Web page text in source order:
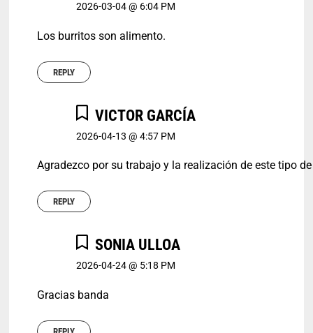
2026-03-04 @ 6:04 PM
Los burritos son alimento.
REPLY
VICTOR GARCÍA
2026-04-13 @ 4:57 PM
Agradezco por su trabajo y la realización de este tipo
REPLY
SONIA ULLOA
2026-04-24 @ 5:18 PM
Gracias banda